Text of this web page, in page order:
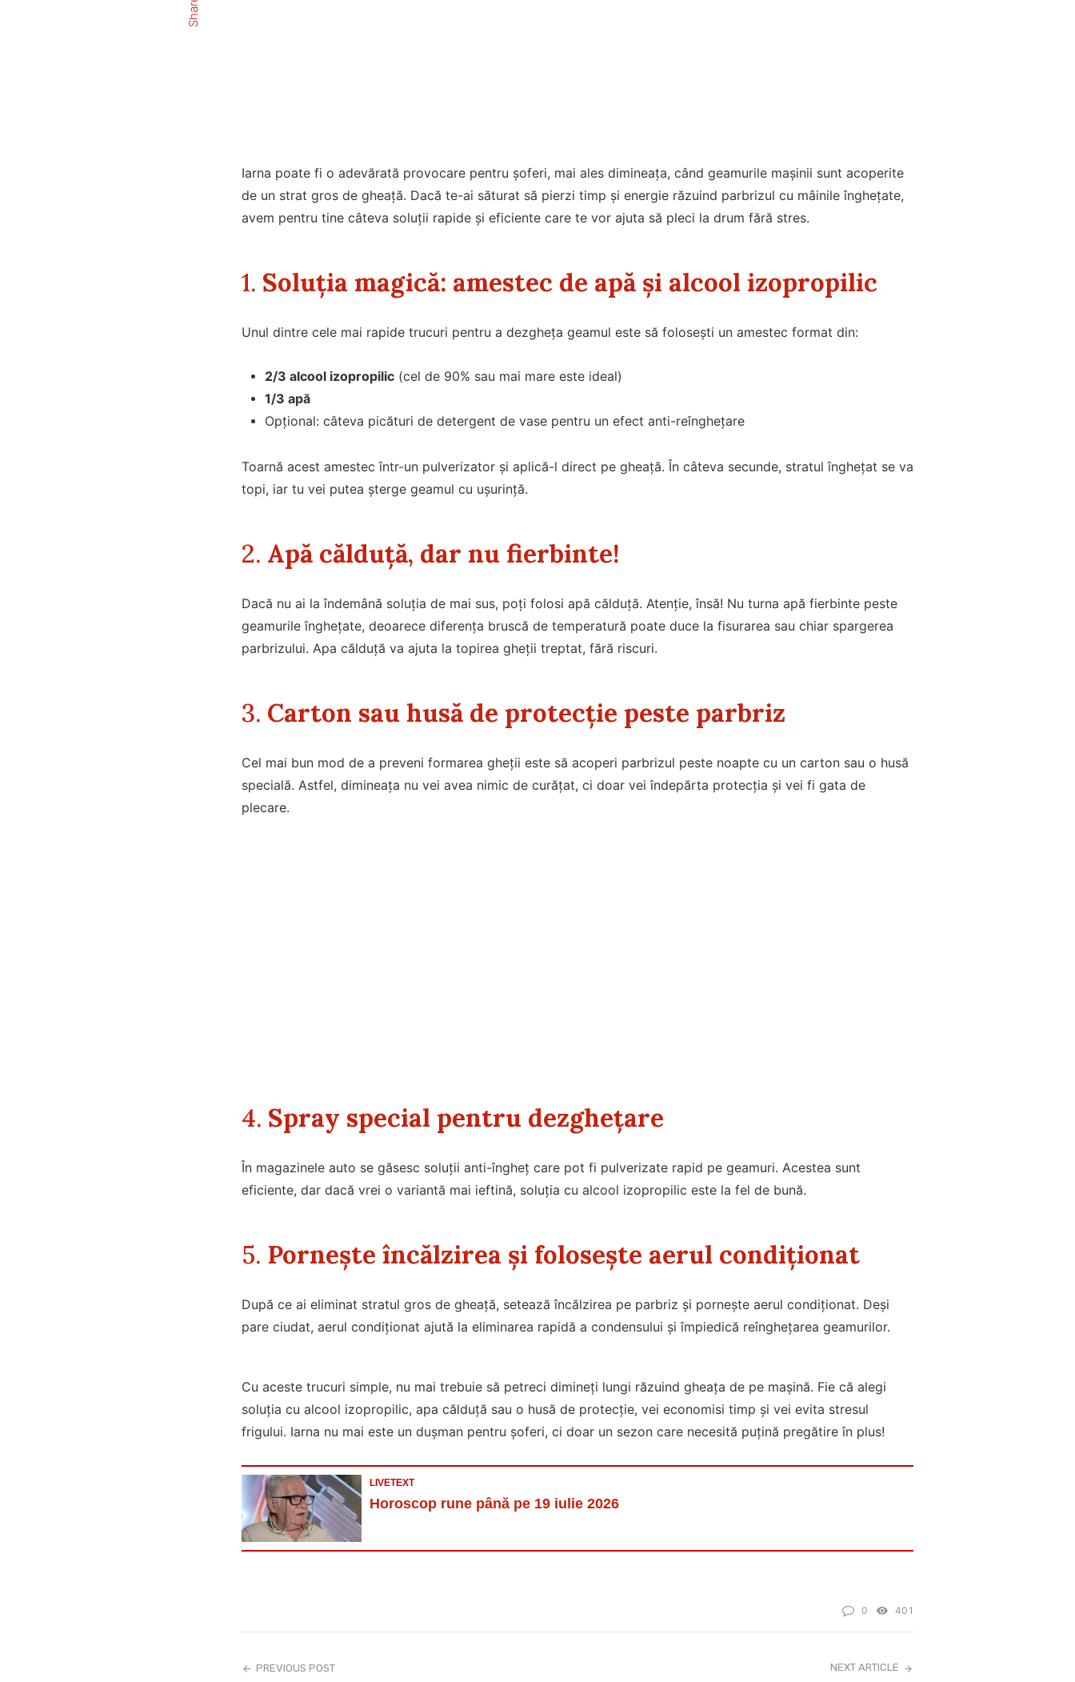
Share
Iarna poate fi o adevărată provocare pentru șoferi, mai ales dimineața, când geamurile mașinii sunt acoperite
de un strat gros de gheață. Dacă te-ai săturat să pierzi timp și energie răzuind parbrizul cu mâinile înghețate,
avem pentru tine câteva soluții rapide și eficiente care te vor ajuta să pleci la drum fără stres.
1. Soluția magică: amestec de apă și alcool izopropilic
Unul dintre cele mai rapide trucuri pentru a dezgheța geamul este să folosești un amestec format din:
2/3 alcool izopropilic(cel de 90% sau mai mare este ideal)
1/3 apă
Opțional: câteva picături de detergent de vase pentru un efect anti-reînghețare
Toarnă acest amestec într-un pulverizator și aplică-l direct pe gheață. În câteva secunde, stratul înghețat se va
topi, iar tu vei putea șterge geamul cu ușurință.
2. Apă călduță, dar nu fierbinte!
Dacă nu ai la îndemână soluția de mai sus, poți folosi apă călduță. Atenție, însă! Nu turna apă fierbinte peste
geamurile înghețate, deoarece diferența bruscă de temperatură poate duce la fisurarea sau chiar spargerea
parbrizului. Apa călduță va ajuta la topirea gheții treptat, fără riscuri.
3. Carton sau husă de protecție peste parbriz
Cel mai bun mod de a preveni formarea gheții este să acoperi parbrizul peste noapte cu un carton sau o husă
specială. Astfel, dimineața nu vei avea nimic de curățat, ci doar vei îndepărta protecția și vei fi gata de
plecare.
4. Spray special pentru dezghețare
În magazinele auto se găsesc soluții anti-îngheț care pot fi pulverizate rapid pe geamuri. Acestea sunt
eficiente, dar dacă vrei o variantă mai ieftină, soluția cu alcool izopropilic este la fel de bună.
5. Pornește încălzirea și folosește aerul condiționat
După ce ai eliminat stratul gros de gheață, setează încălzirea pe parbriz și pornește aerul condiționat. Deși
pare ciudat, aerul condiționat ajută la eliminarea rapidă a condensului și împiedică reînghețarea geamurilor.
Cu aceste trucuri simple, nu mai trebuie să petreci dimineți lungi răzuind gheața de pe mașină. Fie că alegi
soluția cu alcool izopropilic, apa călduță sau o husă de protecție, vei economisi timp și vei evita stresul
frigului. Iarna nu mai este un dușman pentru șoferi, ci doar un sezon care necesită puțină pregătire în plus!
LIVETEXT
Horoscop rune până pe 19 iulie 2026
0 401
PREVIOUS POST NEXT ARTICLE